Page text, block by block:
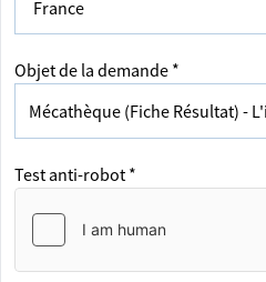
Objet de la demande *
Test anti-robot *